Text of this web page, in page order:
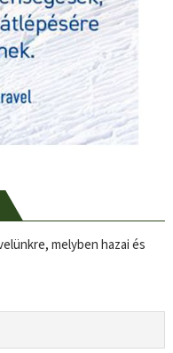
melyben hazai és